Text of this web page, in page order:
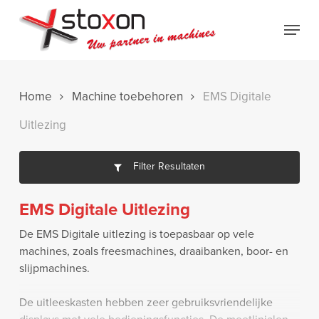
Menu
Home Machine toebehoren
EMS Digitale
Uitlezing
Filter Resultaten
EMS Digitale Uitlezing
De EMS Digitale uitlezing is toepasbaar op vele
machines, zoals freesmachines, draaibanken, boor- en
slijpmachines.
De uitleeskasten hebben zeer gebruiksvriendelijke